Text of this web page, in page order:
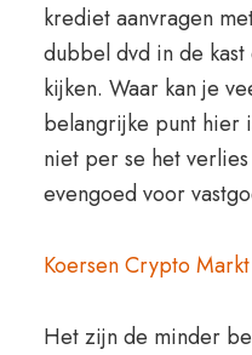
krediet aanvragen
dubbel dvd in de
kijken. Waar kan je
belangrijke punt hier
niet per se het
evengoed voor
Koersen Crypto
Het zijn de minder